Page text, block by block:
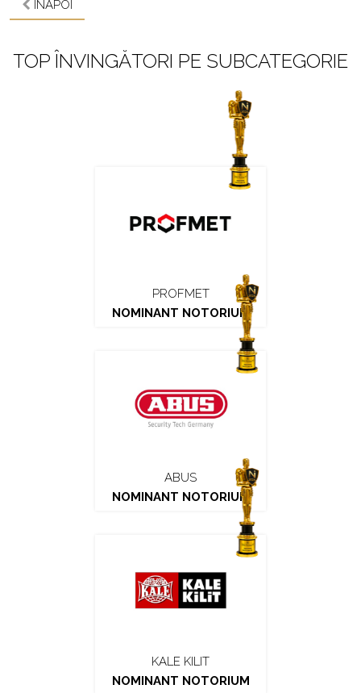
ÎNAPOI
TOP ÎNVINGĂTORI PE SUBCATEGORIE
PROFMET
NOMINANT NOTORIUM
ABUS
NOMINANT NOTORIUM
KALE KILIT
NOMINANT NOTORIUM